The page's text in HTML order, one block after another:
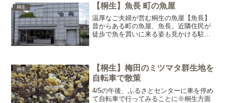
ことが多いの...
桐生 【桐生】魚長 町の魚屋
温厚なご夫婦が営む桐生の魚屋【魚長】
昔からある町の魚屋、魚長。近隣住民が
徒歩で魚を買いに来る姿も見かける駐車
付けて車道に一時停止し...
桐生
【桐生】梅田のミツマタ群生地を
自転車で散策
4/5の午後、ふるさとセンターに車を停め
て自転車で行ってみることに※桐生方面